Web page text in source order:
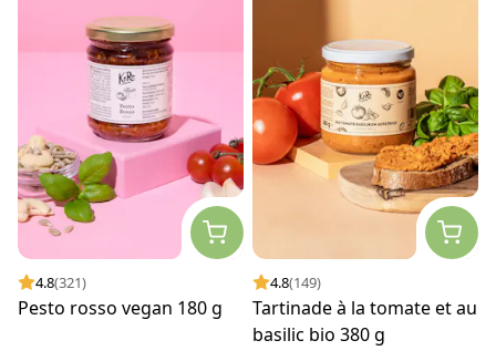
4.8(321)
Pesto rosso vegan 180 g
4.8(149)
Tartinade à la tomate et au
basilic bio 380 g